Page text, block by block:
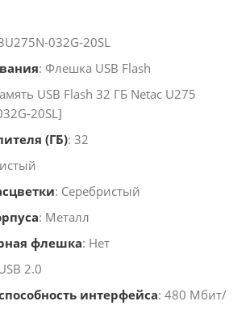
032G-20SL
: Флешка USB Flash
USB Flash 32 ГБ Netac U275
20SL]
(ГБ): 32
: Серебристый
: Металл
флешка: Нет
2.0
интерфейса: 480 Мбит/